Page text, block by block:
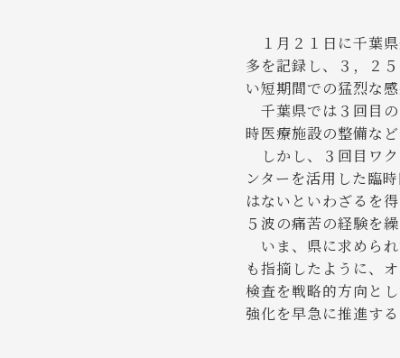
１月２１日に千葉
多を記録し、３，２
い短期間での猛烈な
千葉県では３回目
時医療施設の整備な
しかし、３回目ワ
ンターを活用した臨
はないといわざるを
５波の痛苦の経験を
いま、県に求めら
も指摘したように、
検査を戦略的方向と
強化を早急に推進す